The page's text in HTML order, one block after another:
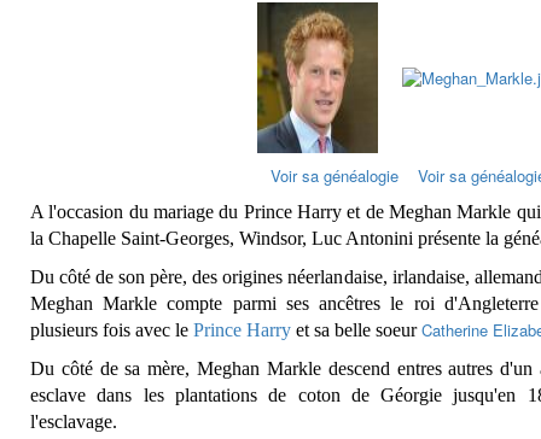
Voir sa généalogie Voir sa
A l'occasion du mariage du Prince Harry et de Meghan Markle
la Chapelle Saint-Georges, Windsor, Luc Antonini présente la
Du côté de son père, des origines néerlandaise, irlandaise,
Meghan Markle compte parmi ses ancêtres le roi
plusieurs fois avec le Prince Harry et sa belle soeurCatherine
Du côté de sa mère, Meghan Markle descend entres autres d'un
esclave dans les plantations de coton de Géorgie jusqu'en
l'esclavage.